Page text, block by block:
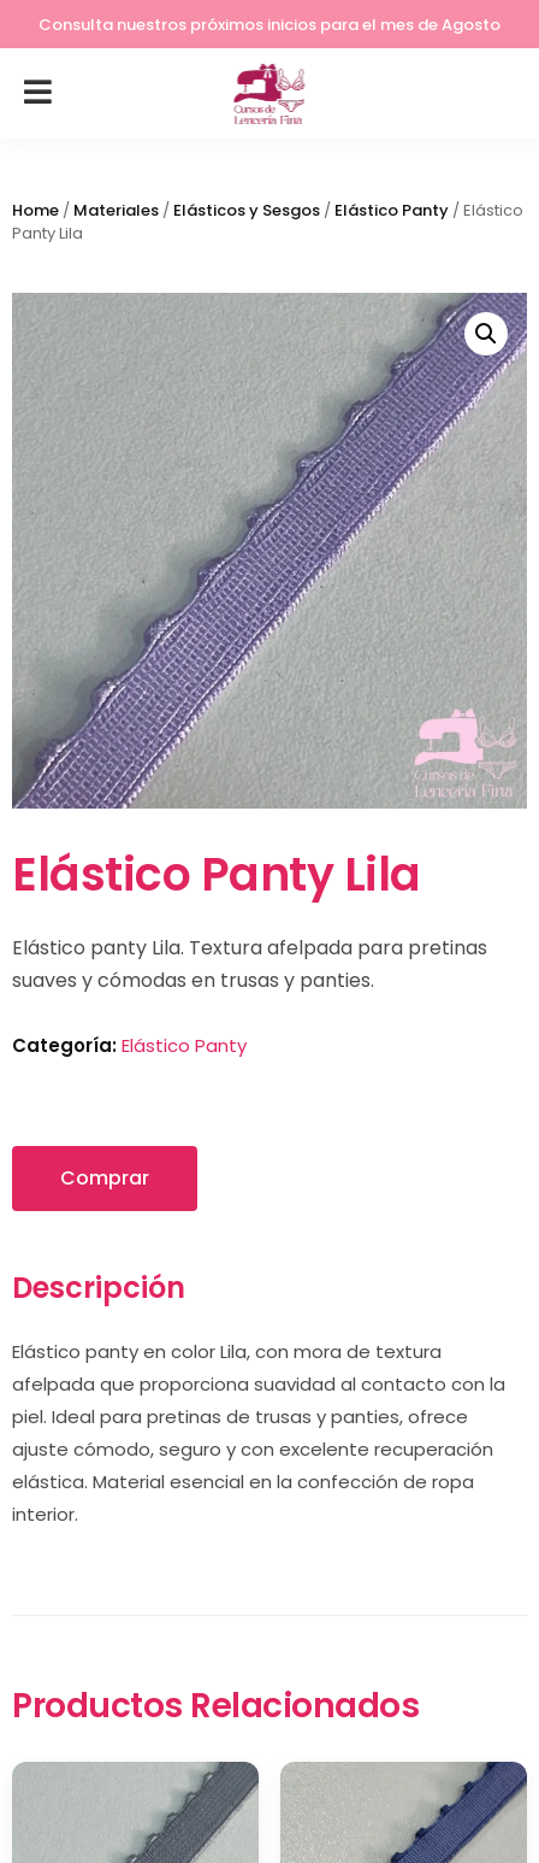
Lleva tu costura a otro nivel
Home / Materiales / Elásticos y Sesgos / Elástico Panty / Elástico
Panty Lila
Elástico Panty Lila
Elástico panty Lila. Textura afelpada para pretinas
suaves y cómodas en trusas y panties.
Categoría:Elástico Panty
Comprar
Descripción
Elástico panty en color Lila, con mora de textura
afelpada que proporciona suavidad al contacto con la
piel. Ideal para pretinas de trusas y panties, ofrece
ajuste cómodo, seguro y con excelente recuperación
elástica. Material esencial en la confección de ropa
interior.
Productos Relacionados